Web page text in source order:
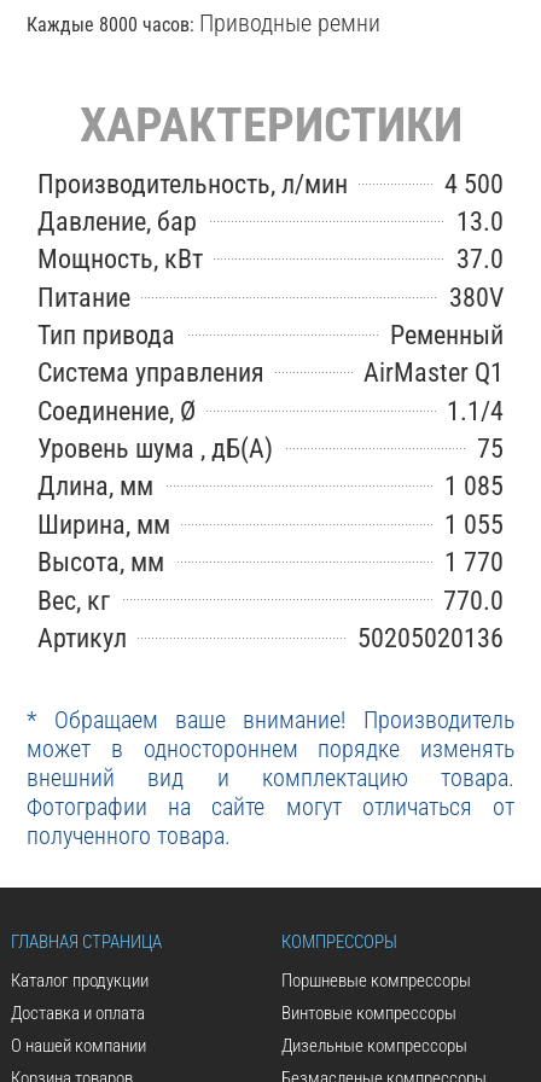
Каждые 8000 часов: Приводные ремни
ХАРАКТЕРИСТИКИ
Производительность, л/мин
4 500
Давление, бар
13.0
Мощность, кВт
37.0
Питание
380V
Тип привода
Ременный
Система управления
AirMaster Q1
Соединение, Ø
1.1/4
Уровень шума , дБ(А)
75
Длина, мм
1 085
Ширина, мм
1 055
Высота, мм
1 770
Вес, кг
770.0
Артикул
50205020136
* Обращаем ваше внимание! Производитель
может в одностороннем порядке изменять
внешний вид и комплектацию товара.
Фотографии на сайте могут отличаться от
полученного товара.
ГЛАВНАЯ СТРАНИЦА
Каталог продукции
Доставка и оплата
О нашей компании
КОМПРЕССОРЫ
Поршневые компрессоры
Винтовые компрессоры
Дизельные компрессоры